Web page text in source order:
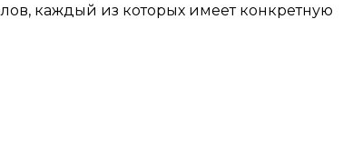
каждый из которых имеет конкретную